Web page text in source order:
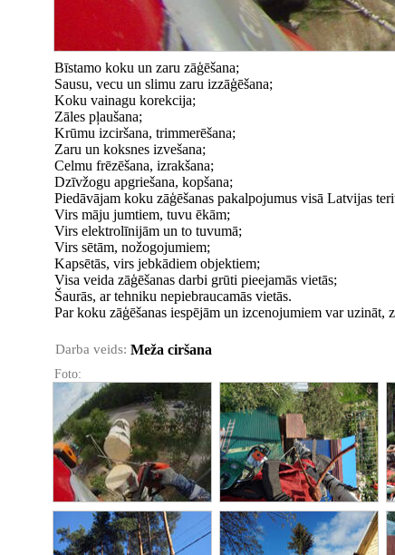
Bīstamo koku un zaru zāģēšana;
Sausu, vecu un slimu zaru izzāģēšana;
Koku vainagu korekcija;
Zāles pļaušana;
Krūmu izciršana, trimmerēšana;
Zaru un koksnes izvešana;
Celmu frēzēšana, izrakšana;
Dzīvžogu apgriešana, kopšana;
Piedāvājam koku zāģēšanas pakalpojumus visā Latvijas
Virs māju jumtiem, tuvu ēkām;
Virs elektrolīnijām un to tuvumā;
Virs sētām, nožogojumiem;
Kapsētās, virs jebkādiem objektiem;
Visa veida zāģēšanas darbi grūti pieejamās vietās;
Šaurās, ar tehniku nepiebraucamās vietās.
Par koku zāģēšanas iespējām un izcenojumiem var
Darba veids: Meža ciršana
Foto: